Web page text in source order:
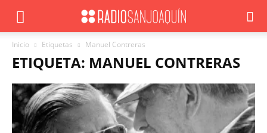
Inicio Etiquetas Manuel Contreras
ETIQUETA: MANUEL CONTRERAS